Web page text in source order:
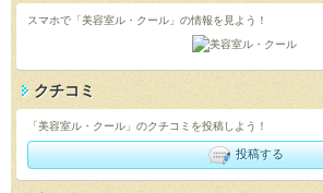
スマホで「美容室ル・クール」の情報を見よう！
クチコミ
「美容室ル・クール」のクチコミを投稿しよう！
投稿する